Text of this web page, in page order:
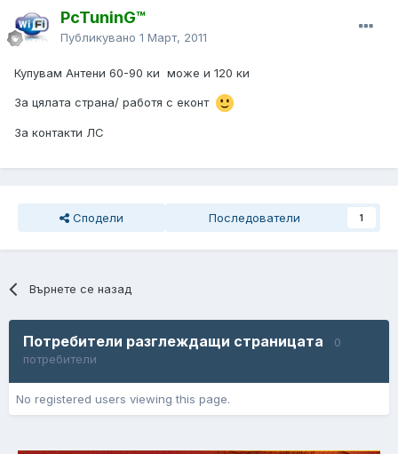
PcTuninG™
Публикувано 1 Март, 2011
Купувам Антени 60-90 ки може и 120 ки
За цялата страна/ работя с еконт
За контакти ЛС
Сподели Последователи 1
Върнете се назад
Потребители разглеждащи страницата
0
потребители
No registered users viewing this page.